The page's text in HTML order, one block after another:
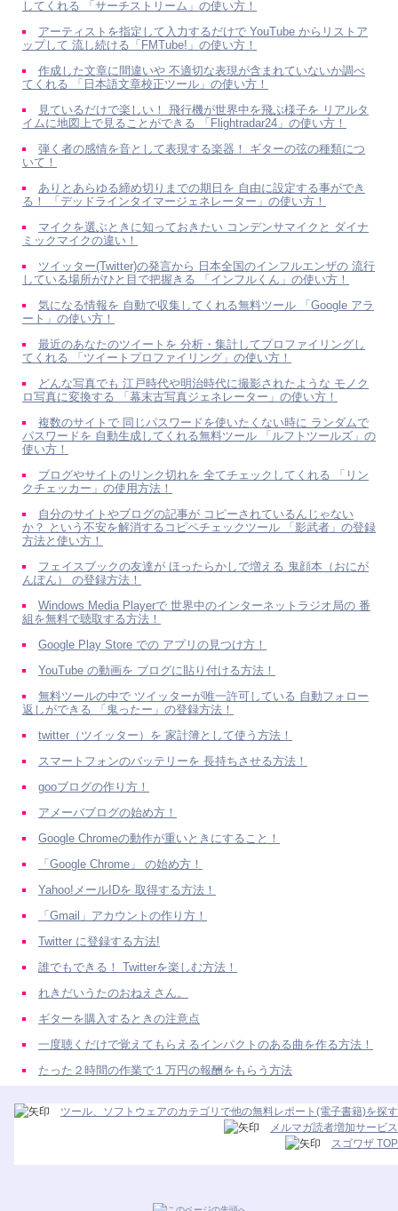
してくれる 「サーチストリーム」の使い方！
アーティストを指定して入力するだけで YouTube からリストア
ップして 流し続ける「FMTube!」の使い方！
作成した文章に間違いや 不適切な表現が含まれていないか調べ
てくれる 「日本語文章校正ツール」の使い方！
見ているだけで楽しい！ 飛行機が世界中を飛ぶ様子を リアルタ
イムに地図上で見ることができる 「Flightradar24」の使い方！
弾く者の感情を音として表現する楽器！ ギターの弦の種類につ
いて！
ありとあらゆる締め切りまでの期日を 自由に設定する事ができ
る！ 「デッドラインタイマージェネレーター」の使い方！
マイクを選ぶときに知っておきたい コンデンサマイクと ダイナ
ミックマイクの違い！
ツイッター(Twitter)の発言から 日本全国のインフルエンザの 流行
している場所がひと目で把握きる 「インフルくん」の使い方！
気になる情報を 自動で収集してくれる無料ツール 「Google アラ
ート」の使い方！
最近のあなたのツイートを 分析・集計してプロファイリングし
てくれる 「ツイートプロファイリング」の使い方！
どんな写真でも 江戸時代や明治時代に撮影されたような モノク
ロ写真に変換する 「幕末古写真ジェネレーター」の使い方！
複数のサイトで 同じパスワードを使いたくない時に ランダムで
パスワードを 自動生成してくれる無料ツール 「ルフトツールズ」の
使い方！
ブログやサイトのリンク切れを 全てチェックしてくれる 「リン
クチェッカー」の使用方法！
自分のサイトやブログの記事が コピーされているんじゃない
か？ という不安を解消するコピペチェックツール 「影武者」の登録
方法と使い方！
フェイスブックの友達が ほったらかしで増える 鬼顔本（おにが
んぽん） の登録方法！
Windows Media Playerで 世界中のインターネットラジオ局の 番
組を無料で聴取する方法！
Google Play Store での アプリの見つけ方！
YouTube の動画を ブログに貼り付ける方法！
無料ツールの中で ツイッターが唯一許可している 自動フォロー
返しができる 「鬼ったー」の登録方法！
twitter（ツイッター）を 家計簿として使う方法！
スマートフォンのバッテリーを 長持ちさせる方法！
gooブログの作り方！
アメーバブログの始め方！
Google Chromeの動作が重いときにすること！
「Google Chrome」 の始め方！
Yahoo!メールIDを 取得する方法！
「Gmail」アカウントの作り方！
Twitter に登録する方法!
誰でもできる！ Twitterを楽しむ方法！
れきだいうたのおねえさん。
ギターを購入するときの注意点
一度聴くだけで覚えてもらえるインパクトのある曲を作る方法！
たった２時間の作業で１万円の報酬をもらう方法
ツール、ソフトウェアのカテゴリで他の無料レポート(電子書籍)を探す
メルマガ読者増加サービス
スゴワザ TOP